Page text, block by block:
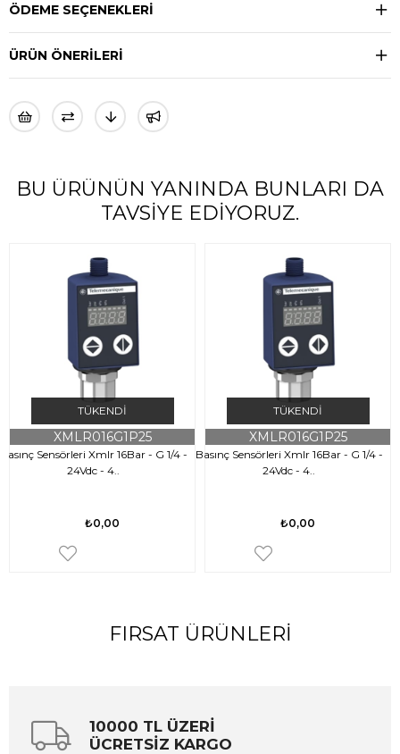
ÖDEME SEÇENEKLERI
ÜRÜN ÖNERILERI
BU ÜRÜNÜN YANINDA BUNLARI DA
TAVSIYE EDIYORUZ.
TÜKENDI
Basınç Sensörleri Xmlr 16Bar - G 1/4 -
24Vdc - 4..
XMLR016G1P25
₺0,00
TÜKENDI
Basınç Sensörleri Xmlr 16Bar - G 1/4 -
24Vdc - 4..
XMLR016G1P25
₺0,00
FIRSAT ÜRÜNLERI
10000 TL ÜZERİ
ÜCRETSİZ KARGO